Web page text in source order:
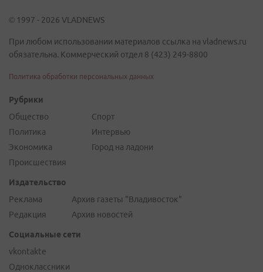
© 1997 - 2026 VLADNEWS
При любом использовании материалов ссылка на vladnews.ru
обязательна. Коммерческий отдел 8 (423) 249-8800
Политика обработки персональных данных
Рубрики
Общество
Политика
Экономика
Происшествия
Спорт
Интервью
Город на ладони
Издательство
Реклама
Редакция
Архив газеты "Владивосток"
Архив новостей
Социальные сети
vkontakte
Одноклассники